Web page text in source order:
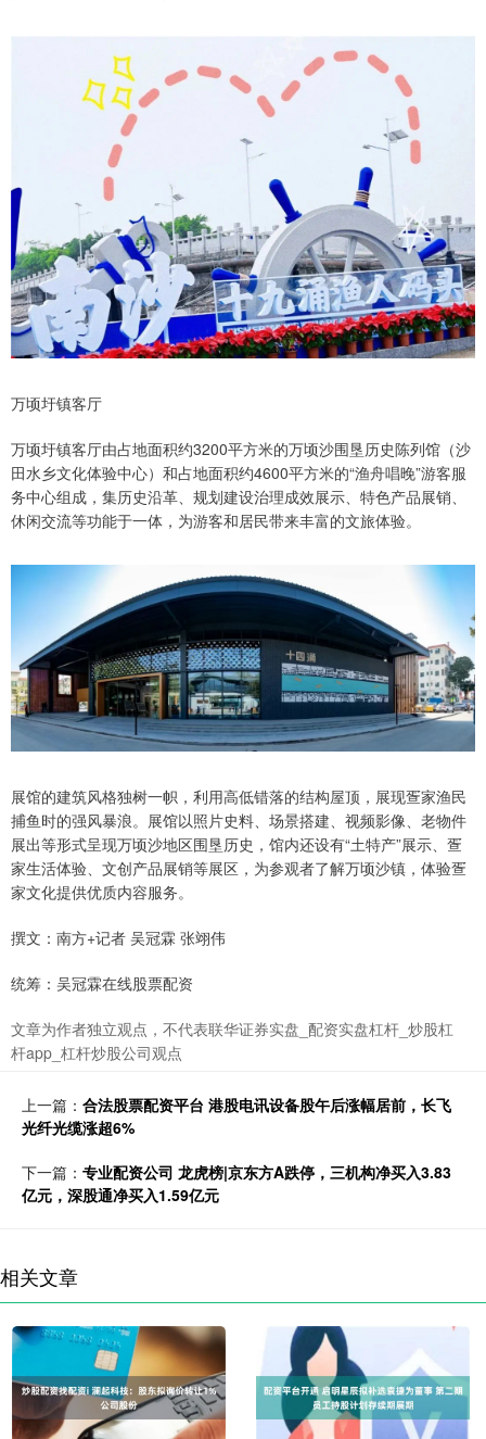
万顷圩镇客厅
万顷圩镇客厅由占地面积约3200平方米的万顷沙围垦历史陈列馆（沙
田水乡文化体验中心）和占地面积约4600平方米的“渔舟唱晚”游客服
务中心组成，集历史沿革、规划建设治理成效展示、特色产品展销、
休闲交流等功能于一体，为游客和居民带来丰富的文旅体验。
展馆的建筑风格独树一帜，利用高低错落的结构屋顶，展现疍家渔民
捕鱼时的强风暴浪。展馆以照片史料、场景搭建、视频影像、老物件
展出等形式呈现万顷沙地区围垦历史，馆内还设有“土特产”展示、疍
家生活体验、文创产品展销等展区，为参观者了解万顷沙镇，体验疍
家文化提供优质内容服务。
撰文：南方+记者 吴冠霖 张翊伟
统筹：吴冠霖在线股票配资
文章为作者独立观点，不代表联华证券实盘_配资实盘杠杆_炒股杠
杆app_杠杆炒股公司观点
上一篇： 合法股票配资平台 港股电讯设备股午后涨幅居前，长飞
光纤光缆涨超6%
下一篇： 专业配资公司 龙虎榜|京东方A跌停，三机构净买入3.83
亿元，深股通净买入1.59亿元
相关文章